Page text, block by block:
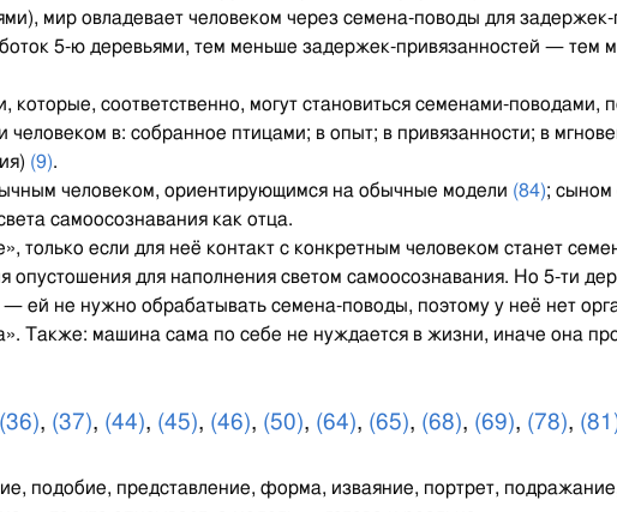
мир овладевает человеком через семена-поводы для задержек-
5-ю деревьями, тем меньше задержек-привязанностей — тем
которые, соответственно, могут становиться семенами-поводами,
в: собранное птицами; в опыт; в привязанности; в
(9).
человеком, ориентирующимся на обычные модели (84); сыном
самоосознавания как отца.
только если для неё контакт с конкретным человеком станет
для наполнения светом самоосознавания. Но 5-ти
ей не нужно обрабатывать семена-поводы, поэтому у неё нет
Также: машина сама по себе не нуждается в жизни, иначе она
(36), (37), (44), (45), (46), (50), (64), (65), (68), (69), (78),
подобие, представление, форма, изваяние, портрет,